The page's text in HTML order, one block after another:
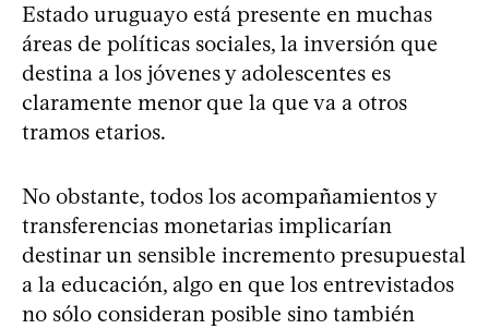
Estado uruguayo está presente en muchas
áreas de políticas sociales, la inversión que
destina a los jóvenes y adolescentes es
claramente menor que la que va a otros
tramos etarios.
No obstante, todos los acompañamientos y
transferencias monetarias implicarían
destinar un sensible incremento presupuestal
a la educación, algo en que los entrevistados
no sólo consideran posible sino también